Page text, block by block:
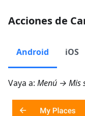
Acciones de
Android iOS
Vaya a: Menú → Mis